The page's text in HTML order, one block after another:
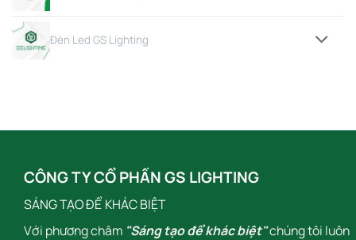
Đèn Led GS Lighting
CÔNG TY CỔ PHẦN GS LIGHTING
SÁNG TẠO ĐỂ KHÁC BIỆT
Với phương châm "Sáng tạo để khác biệt"chúng tôi luôn